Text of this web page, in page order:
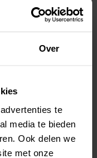
Over
te
media te bieden
Ook delen we
met onze
-Leren Horlogeband Apple
49mm 3rd Gen Zwart